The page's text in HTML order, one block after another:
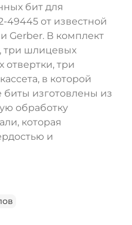
бит для
49445 от известной
Gerber. В комплект
три шлицевых
отвертки, три
в которой
изготовлены из
обработку
которая
и